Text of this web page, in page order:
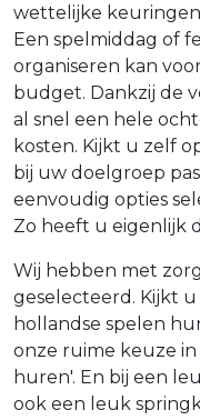
wettelijke
Een spelmiddag of
organiseren kan
budget. Dankzij de
al snel een hele
kosten. Kijkt u zelf
bij uw doelgroep
eenvoudig opties
Zo heeft u eigenlijk
Wij hebben met
geselecteerd. Kijkt
hollandse spelen
onze ruime keuze
huren'. En bij een
ook een leuk